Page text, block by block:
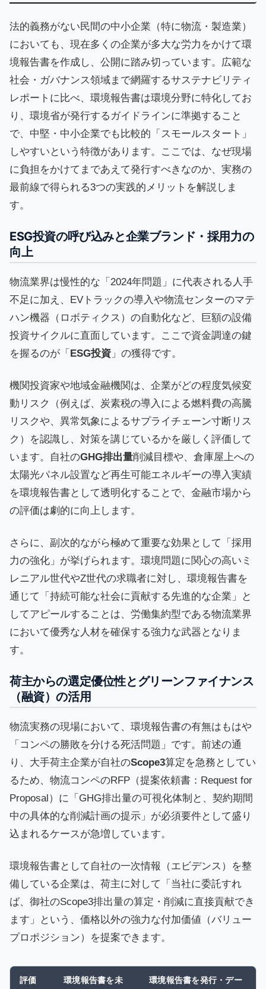
法的義務がない民間の中小企業（特に物流・製造業）
においても、現在多くの企業が多大な労力をかけて環
境報告書を作成し、公開に踏み切っています。広範な
社会・ガバナンス領域まで網羅するサステナビリティ
レポートに比べ、環境報告書は環境分野に特化してお
り、環境省が発行するガイドラインに準拠すること
で、中堅・中小企業でも比較的「スモールスタート」
しやすいという特徴があります。ここでは、なぜ現場
に負担をかけてまであえて発行すべきなのか、実務の
最前線で得られる3つの実践的メリットを解説しま
す。
ESG投資の呼び込みと企業ブランド・採用力の
向上
物流業界は慢性的な「2024年問題」に代表される人手
不足に加え、EVトラックの導入や物流センターのマテ
ハン機器（ロボティクス）の自動化など、巨額の設備
投資サイクルに直面しています。ここで資金調達の鍵
を握るのが「 ESG投資 」の獲得です。
機関投資家や地域金融機関は、企業がどの程度気候変
動リスク（例えば、炭素税の導入による燃料費の高騰
リスクや、異常気象によるサプライチェーン寸断リス
ク）を認識し、対策を講じているかを厳しく評価して
います。自社のGHG排出量削減目標や、倉庫屋上への
太陽光パネル設置など再生可能エネルギーの導入実績
を環境報告書として透明化することで、金融市場から
の評価は劇的に向上します。
さらに、副次的ながら極めて重要な効果として「採用
力の強化」が挙げられます。環境問題に関心の高いミ
レニアル世代やZ世代の求職者に対し、環境報告書を
通じて「持続可能な社会に貢献する先進的な企業」と
してアピールすることは、労働集約型である物流業界
において優秀な人材を確保する強力な武器となりま
す。
荷主からの選定優位性とグリーンファイナンス
（融資）の活用
物流実務の現場において、環境報告書の有無はもはや
「コンペの勝敗を分ける死活問題」です。前述の通
り、大手荷主企業が自社のScope3算定を急務としてい
るため、物流コンペのRFP（提案依頼書：Request for
Proposal）に「GHG排出量の可視化体制と、契約期間
中の具体的な削減計画の提示」が必須要件として盛り
込まれるケースが急増しています。
環境報告書として自社の一次情報（エビデンス）を整
備している企業は、荷主に対して「当社に委託すれ
ば、御社のScope3排出量の算定・削減に直接貢献でき
ます」という、価格以外の強力な付加価値（バリュー
プロポジション）を提案できます。
評価
環境報告書を未
環境報告書を発行・デー